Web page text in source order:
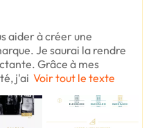
aider à créer une
Je saurai la rendre
Grâce à mes
j'ai Voir tout le texte